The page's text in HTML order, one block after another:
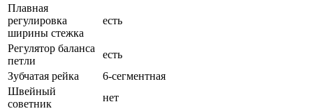
Плавная
регулировка
ширины стежка
есть
Регулятор баланса
петли
есть
Зубчатая рейка
6-сегментная
Швейный
советник
нет